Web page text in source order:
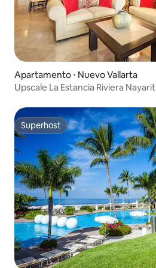
Apartamento ⋅ Nuevo Vallarta
Upscale La Estancia Riviera Nayarit
Superhost
Superhost